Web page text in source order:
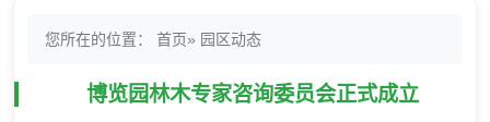
您所在的位置： 首页» 园区动态
博览园林木专家咨询委员会正式成立